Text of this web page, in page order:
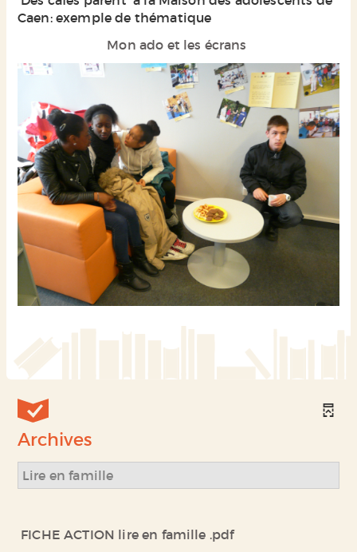
Des cafés parent à la Maison des adolescents de
Caen: exemple de thématique
Mon ado et les écrans
Archives
Lire en famille
FICHE ACTION lire en famille .pdf